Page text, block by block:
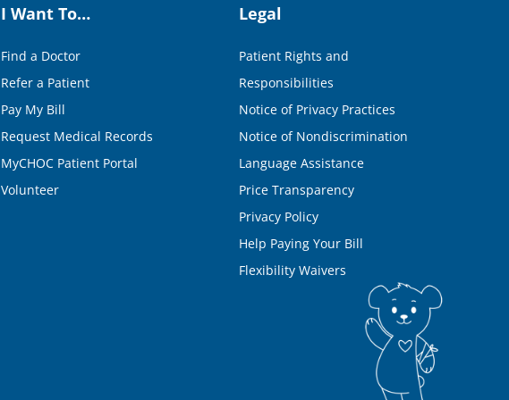
I Want To…
Find a Doctor
Refer a Patient
Pay My Bill
Request Medical Records
MyCHOC Patient Portal
Volunteer
Legal
Patient Rights and
Responsibilities
Notice of Privacy Practices
Notice of Nondiscrimination
Language Assistance
Price Transparency
Privacy Policy
Help Paying Your Bill
Flexibility Waivers